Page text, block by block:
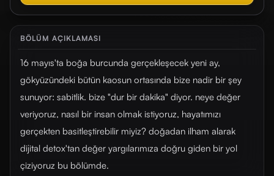
BÖLÜM AÇIKLAMASI
16 mayıs'ta boğa burcunda gerçekleşecek yeni ay,
gökyüzündeki bütün kaosun ortasında bize nadir bir şey
sunuyor: sabitlik. bize "dur bir dakika" diyor. neye değer
veriyoruz, nasıl bir insan olmak istiyoruz, hayatımızı
gerçekten basitleştirebilir miyiz? doğadan ilham alarak
dijital detox'tan değer yargılarımıza doğru giden bir yol
çiziyoruz bu bölümde.